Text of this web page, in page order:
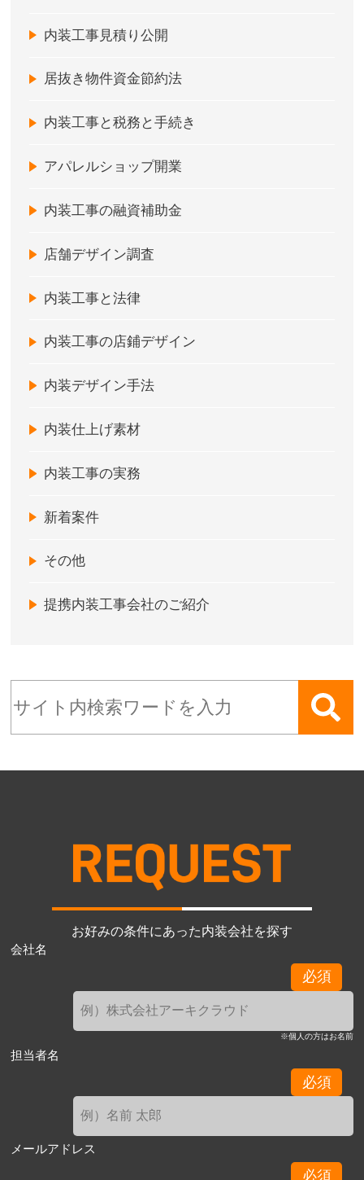
内装工事見積り公開
居抜き物件資金節約法
内装工事と税務と手続き
アパレルショップ開業
内装工事の融資補助金
店舗デザイン調査
内装工事と法律
内装工事の店鋪デザイン
内装デザイン手法
内装仕上げ素材
内装工事の実務
新着案件
その他
提携内装工事会社のご紹介
お好みの条件にあった内装会社を探す
会社名
必須
※個人の方はお名前
担当者名
必須
メールアドレス
必須